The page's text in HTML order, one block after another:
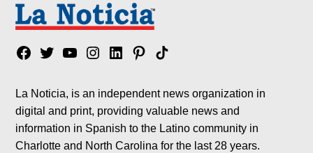
Facebook
TwitterYouTubeInstagram
LinkedinPinterest
Tik
La Noticia, is an independent news organization in
digital and print, providing valuable news and
information in Spanish to the Latino community in
Charlotte and North Carolina for the last 28 years.